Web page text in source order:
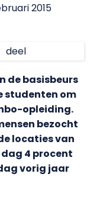
2015
deel
de basisbeurs
studenten om
opleiding.
bezocht
locaties van
4 procent
vorig jaar